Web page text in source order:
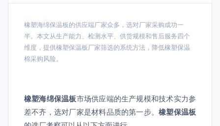
橡塑海绵保温板的供应端厂家众多，选对厂家采购成功一
半。本文从生产能力、检测水平、供货规模和售后服务四个
维度，提供橡塑保温板厂家筛选的系统方法，降低橡塑保温
棉采购风险。
橡塑海绵保温板市场供应端的生产规模和技术实力参
差不齐，选对厂家是材料品质的第一步。橡塑保温板